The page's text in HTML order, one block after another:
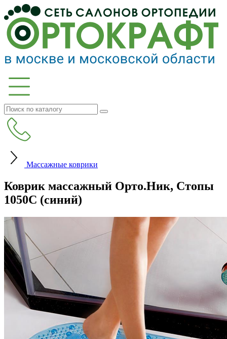
Массажные коврики
Коврик массажный Орто.Ник, Стопы
1050С (синий)